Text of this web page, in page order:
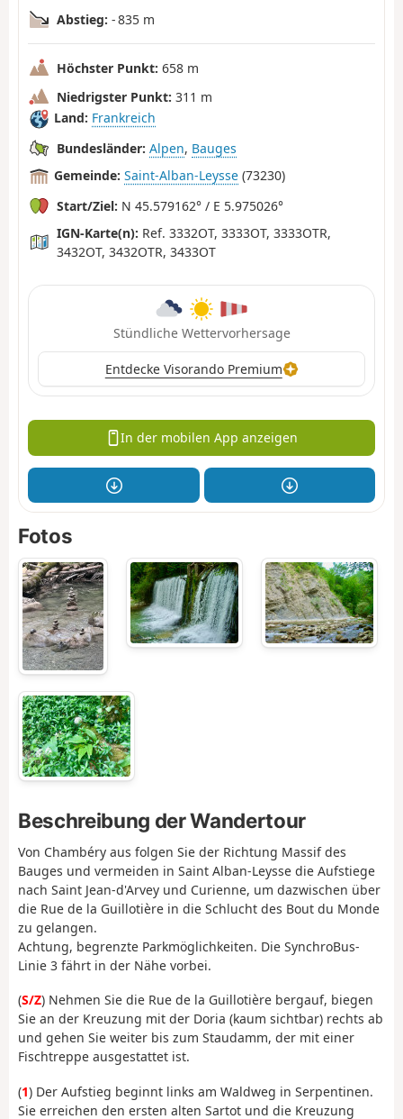
Abstieg: - 835 m
Höchster Punkt: 658 m
Niedrigster Punkt: 311 m
Land: Frankreich
Bundesländer: Alpen, Bauges
Gemeinde: Saint-Alban-Leysse (73230)
Start/Ziel: N 45.579162° / E 5.975026°
IGN-Karte(n): Ref. 3332OT, 3333OT, 3333OTR,
3432OT, 3432OTR, 3433OT
Stündliche Wettervorhersage
Entdecke Visorando Premium
In der mobilen App anzeigen
Fotos
Beschreibung der Wandertour
Von Chambéry aus folgen Sie der Richtung Massif des
Bauges und vermeiden in Saint Alban-Leysse die Aufstiege
nach Saint Jean-d'Arvey und Curienne, um dazwischen über
die Rue de la Guillotière in die Schlucht des Bout du Monde
zu gelangen.
Achtung, begrenzte Parkmöglichkeiten. Die SynchroBus-
Linie 3 fährt in der Nähe vorbei.
(S/Z) Nehmen Sie die Rue de la Guillotière bergauf, biegen
Sie an der Kreuzung mit der Doria (kaum sichtbar) rechts ab
und gehen Sie weiter bis zum Staudamm, der mit einer
Fischtreppe ausgestattet ist.
(1) Der Aufstieg beginnt links am Waldweg in Serpentinen.
Sie erreichen den ersten alten Sartot und die Kreuzung